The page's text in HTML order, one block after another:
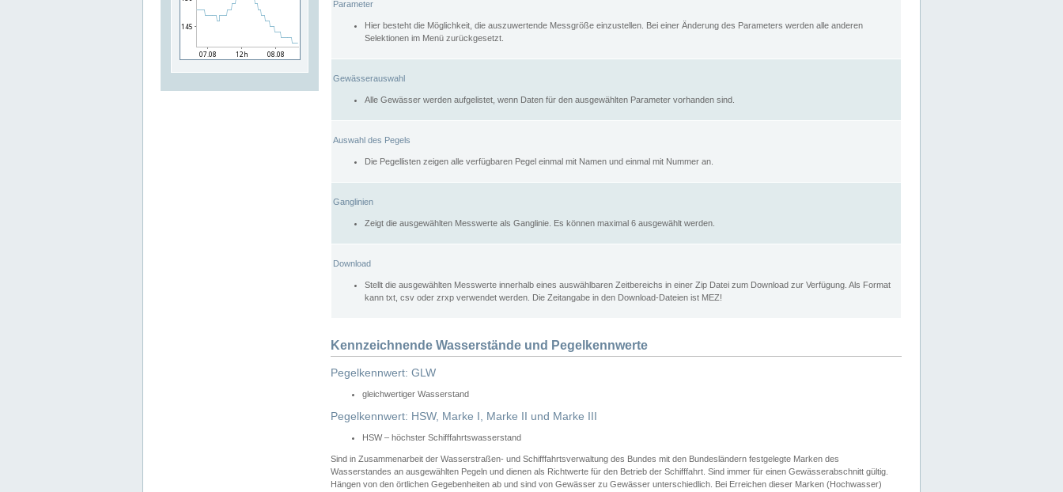
Parameter
Hier besteht die Möglichkeit, die auszuwertende Messgröße einzustellen. Bei einer Änderung des Parameters werden alle anderen
Selektionen im Menü zurückgesetzt.
Gewässerauswahl
Alle Gewässer werden aufgelistet, wenn Daten für den ausgewählten Parameter vorhanden sind.
Auswahl des Pegels
Die Pegellisten zeigen alle verfügbaren Pegel einmal mit Namen und einmal mit Nummer an.
Ganglinien
Zeigt die ausgewählten Messwerte als Ganglinie. Es können maximal 6 ausgewählt werden.
Download
Stellt die ausgewählten Messwerte innerhalb eines auswählbaren Zeitbereichs in einer Zip Datei zum Download zur Verfügung. Als Format
kann txt, csv oder zrxp verwendet werden. Die Zeitangabe in den Download-Dateien ist MEZ!
Kennzeichnende Wasserstände und Pegelkennwerte
Pegelkennwert: GLW
gleichwertiger Wasserstand
Pegelkennwert: HSW, Marke I, Marke II und Marke III
HSW – höchster Schifffahrtswasserstand
Sind in Zusammenarbeit der Wasserstraßen- und Schifffahrtsverwaltung des Bundes mit den Bundesländern festgelegte Marken des
Wasserstandes an ausgewählten Pegeln und dienen als Richtwerte für den Betrieb der Schifffahrt. Sind immer für einen Gewässerabschnitt gültig.
Hängen von den örtlichen Gegebenheiten ab und sind von Gewässer zu Gewässer unterschiedlich. Bei Erreichen dieser Marken (Hochwasser)